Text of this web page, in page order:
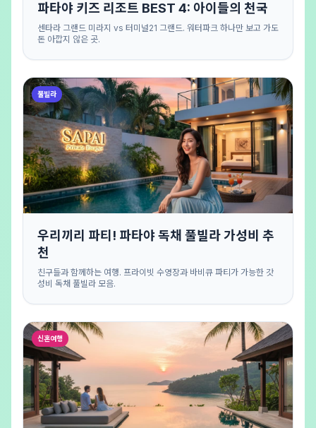
파타야 키즈 리조트 BEST 4: 아이들의 천국
센타라 그랜드 미라지 vs 터미널21 그랜드. 워터파크 하나만 보고 가도
돈 아깝지 않은 곳.
풀빌라
우리끼리 파티! 파타야 독채 풀빌라 가성비 추
천
친구들과 함께하는 여행. 프라이빗 수영장과 바비큐 파티가 가능한 갓
성비 독채 풀빌라 모음.
신혼여행